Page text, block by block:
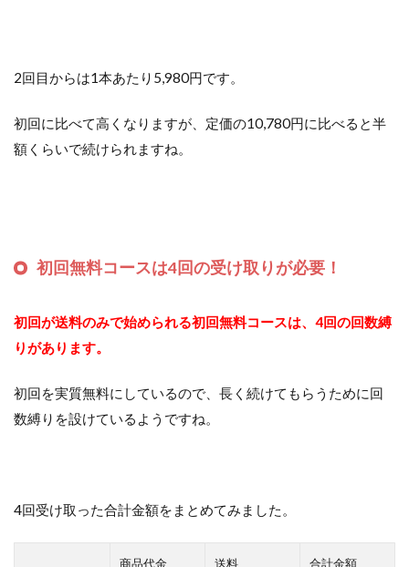
2回目からは1本あたり5,980円です。
初回に比べて高くなりますが、定価の10,780円に比べると半
額くらいで続けられますね。
初回無料コースは4回の受け取りが必要！
初回が送料のみで始められる初回無料コースは、4回の回数縛
りがあります。
初回を実質無料にしているので、長く続けてもらうために回
数縛りを設けているようですね。
4回受け取った合計金額をまとめてみました。
商品代金 送料 合計金額